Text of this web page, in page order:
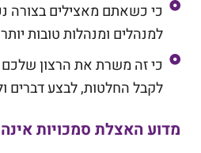
כי כשאתם מאצילים בצורה
למנהלים ומנהלות טובות יותר.
כי זה משרת את הרצון שלכם
לקבל החלטות, לבצע דברים
מדוע האצלת סמכויות